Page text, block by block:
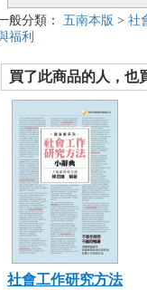
般分類： 五南本版 > 社
福利
買了此商品的人，也
社會工作研究方法